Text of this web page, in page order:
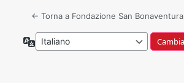
← Torna a Fondazione San Bonaventura
Lingua